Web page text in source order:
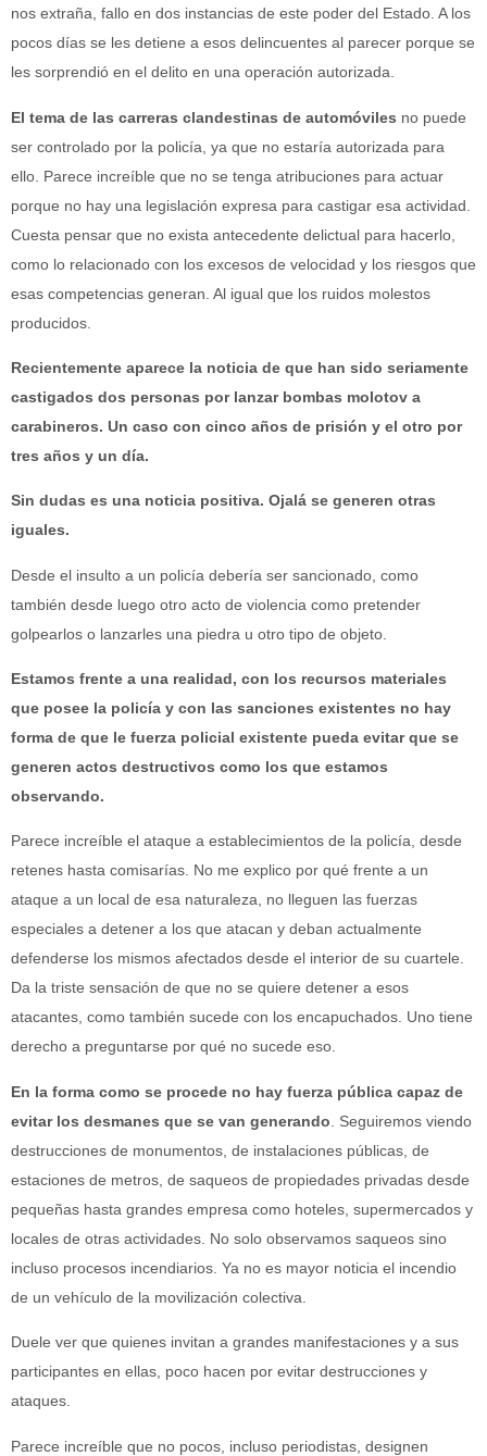
nos extraña, fallo en dos instancias de este poder del Estado. A los
pocos días se les detiene a esos delincuentes al parecer porque se
les sorprendió en el delito en una operación autorizada.
El tema de las carreras clandestinas de automóviles no puede
ser controlado por la policía, ya que no estaría autorizada para
ello. Parece increíble que no se tenga atribuciones para actuar
porque no hay una legislación expresa para castigar esa actividad.
Cuesta pensar que no exista antecedente delictual para hacerlo,
como lo relacionado con los excesos de velocidad y los riesgos que
esas competencias generan. Al igual que los ruidos molestos
producidos.
Recientemente aparece la noticia de que han sido seriamente
castigados dos personas por lanzar bombas molotov a
carabineros. Un caso con cinco años de prisión y el otro por
tres años y un día.
Sin dudas es una noticia positiva. Ojalá se generen otras
iguales.
Desde el insulto a un policía debería ser sancionado, como
también desde luego otro acto de violencia como pretender
golpearlos o lanzarles una piedra u otro tipo de objeto.
Estamos frente a una realidad, con los recursos materiales
que posee la policía y con las sanciones existentes no hay
forma de que le fuerza policial existente pueda evitar que se
generen actos destructivos como los que estamos
observando.
Parece increíble el ataque a establecimientos de la policía, desde
retenes hasta comisarías. No me explico por qué frente a un
ataque a un local de esa naturaleza, no lleguen las fuerzas
especiales a detener a los que atacan y deban actualmente
defenderse los mismos afectados desde el interior de su cuartele.
Da la triste sensación de que no se quiere detener a esos
atacantes, como también sucede con los encapuchados. Uno tiene
derecho a preguntarse por qué no sucede eso.
En la forma como se procede no hay fuerza pública capaz de
evitar los desmanes que se van generando . Seguiremos viendo
destrucciones de monumentos, de instalaciones públicas, de
estaciones de metros, de saqueos de propiedades privadas desde
pequeñas hasta grandes empresa como hoteles, supermercados y
locales de otras actividades. No solo observamos saqueos sino
incluso procesos incendiarios. Ya no es mayor noticia el incendio
de un vehículo de la movilización colectiva.
Duele ver que quienes invitan a grandes manifestaciones y a sus
participantes en ellas, poco hacen por evitar destrucciones y
ataques.
Parece increíble que no pocos, incluso periodistas, designen